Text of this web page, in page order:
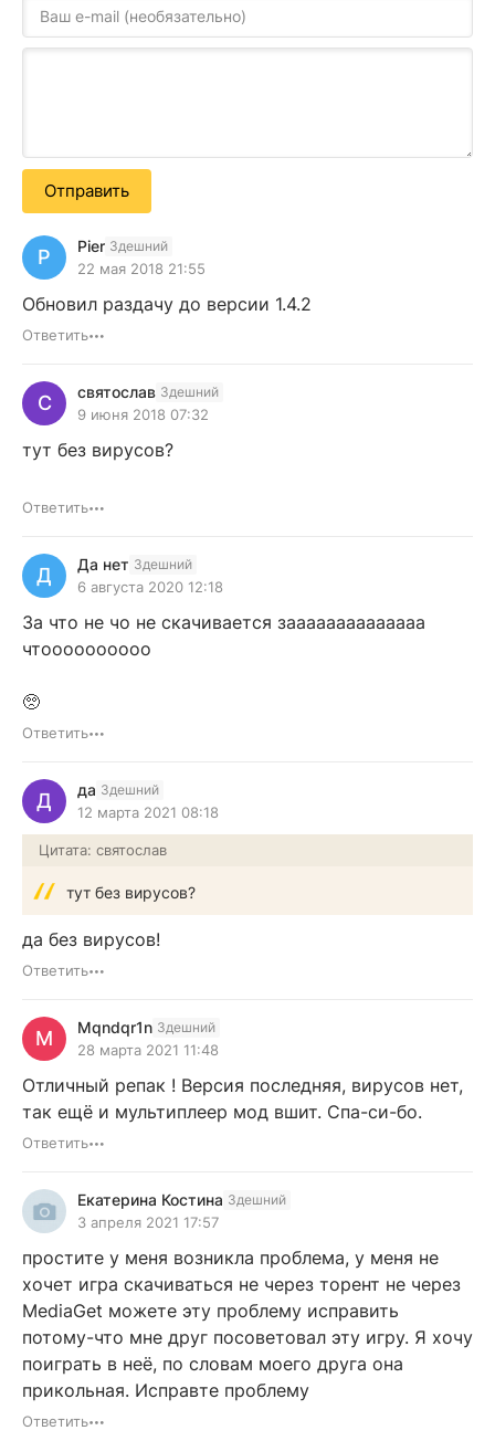
Отправить
P Pier Здешний
22 мая 2018 21:55
Обновил раздачу до версии 1.4.2
Ответить
С святослав Здешний
9 июня 2018 07:32
тут без вирусов?
Ответить
Д Да нет Здешний
6 августа 2020 12:18
За что не чо не скачивается заааааааааааааа
чтоооооооооо
🥺
Ответить
Д да Здешний
12 марта 2021 08:18
Цитата: святослав
тут без вирусов?
да без вирусов!
Ответить
M Mqndqr1n Здешний
28 марта 2021 11:48
Отличный репак ! Версия последняя, вирусов нет,
так ещё и мультиплеер мод вшит. Спа-си-бо.
Ответить
Екатерина Костина Здешний
3 апреля 2021 17:57
простите у меня возникла проблема, у меня не
хочет игра скачиваться не через торент не через
MediaGet можете эту проблему исправить
потому-что мне друг посоветовал эту игру. Я хочу
поиграть в неё, по словам моего друга она
прикольная. Исправте проблему
Ответить